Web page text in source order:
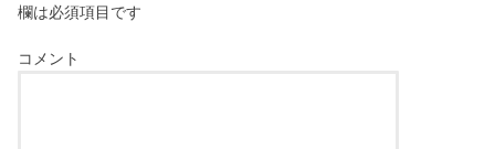
欄は必須項目です
コメント